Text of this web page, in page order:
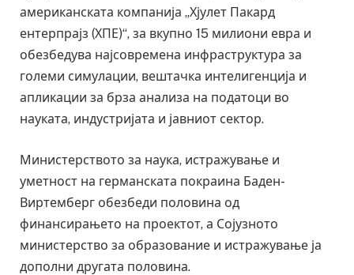
американската компанија „Хјулет Пакард
ентерпрајз (ХПЕ)“, за вкупно 15 милиони евра и
обезбедува најсовремена инфраструктура за
големи симулации, вештачка интелигенција и
апликации за брза анализа на податоци во
науката, индустријата и јавниот сектор.
Министерството за наука, истражување и
уметност на германската покраина Баден-
Виртемберг обезбеди половина од
финансирањето на проектот, а Сојузното
министерство за образование и истражување ја
дополни другата половина.